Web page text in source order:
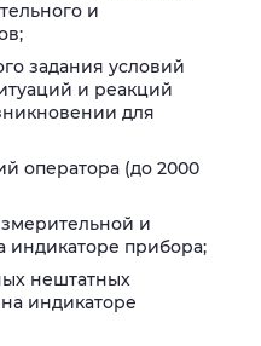
и
задания условий
и реакций
для
оператора (до 2000
и
прибора;
нештатных
индикаторе